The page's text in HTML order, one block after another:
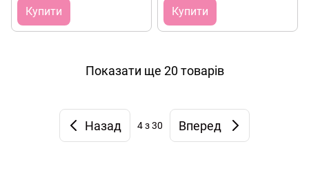
Купити Купити
Показати ще 20 товарів
Назад 4з 30 Вперед